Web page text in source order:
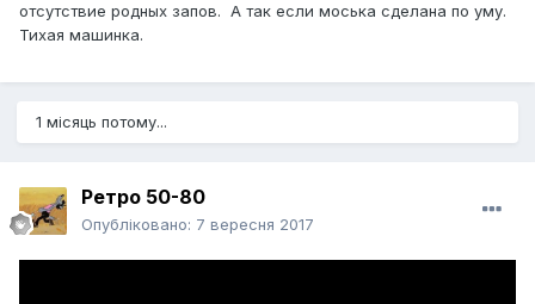
отсутствие родных запов. А так если моська сделана по уму.
Тихая машинка.
1 місяць потому...
Ретро 50-80
Опубліковано: 7 вересня 2017